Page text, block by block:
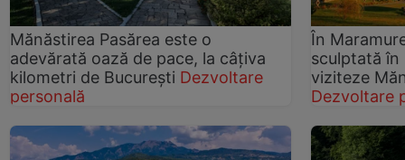
Mănăstirea Pasărea este o
adevărată oază de pace, la câţiva
kilometri de Bucureşti Dezvoltare
personală
În
sculptată în
viziteze
Dezvoltare